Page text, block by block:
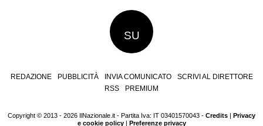
SU
REDAZIONE PUBBLICITÀ INVIA COMUNICATO
SCRIVI AL DIRETTORE
RSS
PREMIUM
Copyright © 2013 - 2026 IlNazionale.it - Partita Iva: IT 03401570043 - Credits
Privacy
e cookie policy| Preferenze privacy